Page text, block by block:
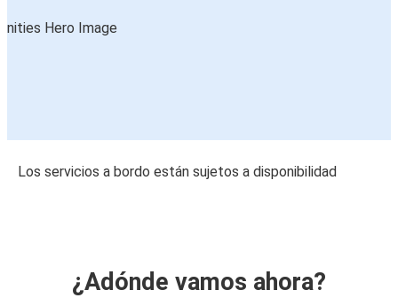
Los servicios a bordo están sujetos a disponibilidad
¿Adónde vamos ahora?